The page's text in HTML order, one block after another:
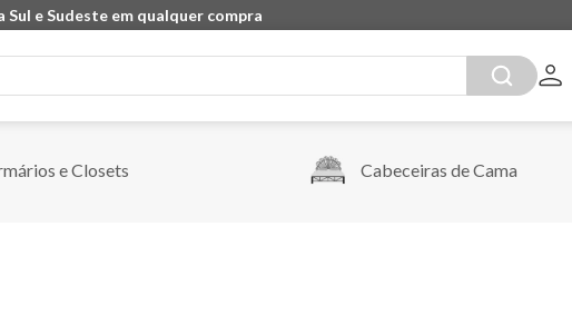
Sul e Sudeste em qualquer compra
e Closets Cabeceiras de Cama